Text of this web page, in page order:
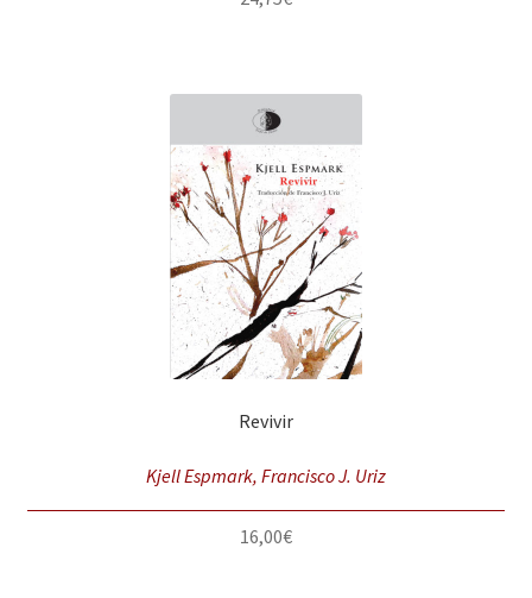
Revivir
Kjell Espmark, Francisco J. Uriz
16,00€